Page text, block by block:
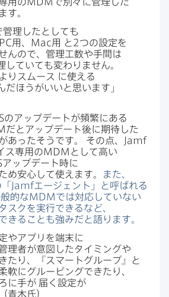
す。
管理したとしても​
用、 Mac用 と 2つの​設定を​
んので、​管理工数や​手間は​
していても​変わりません。​
り​スムース に​使える​
だ​ほうが​いいと​思います」​
の​アップデートが​頻繁に​ある​
だと​アップデート後に​期待した​
あったそうです。
その点、
Jamf
ス専用のMDM と​して​高い​
アップデート時に​
め安心して​使えます。
また、
Jamfエージェント」と​呼ばれる​
的なMDMでは​対応していない​
スクを​実行できるなど、​
きることも​強みだと​語ります。
や​アプリを​端末に​
理者が​意図した​タイミングや​
たり、​『スマートグループ』と​
軟に​グルーピングできたり、​
に​手が 届く​設定が​
青木氏）